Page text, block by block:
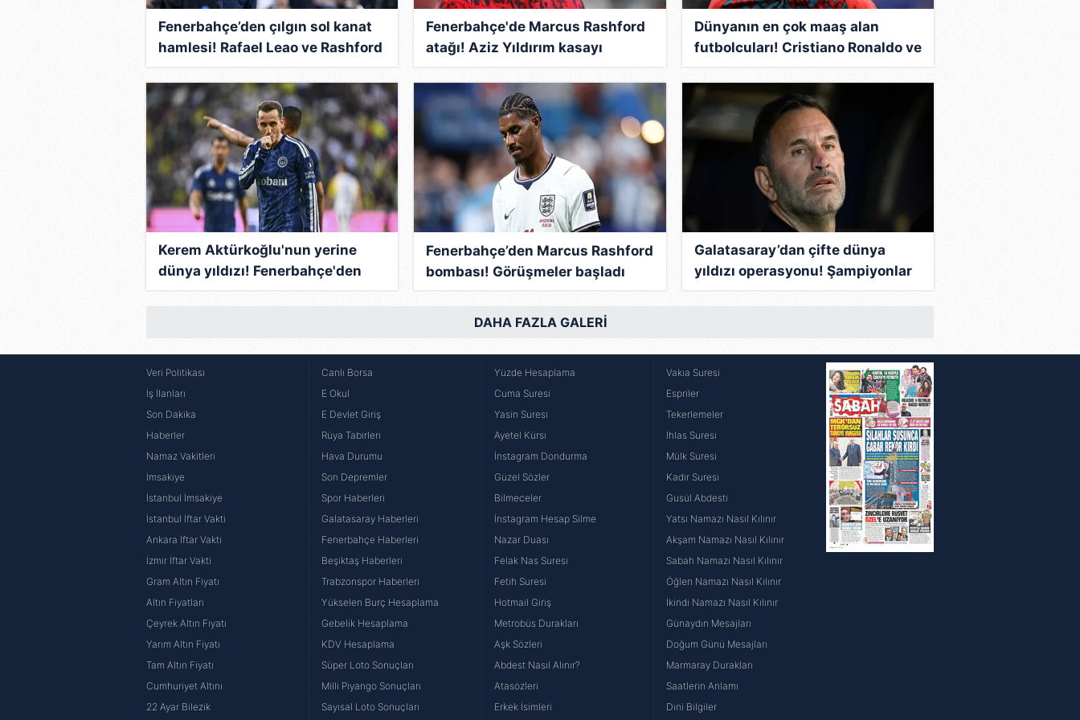
Fenerbahçe’den çılgın sol kanat
hamlesi! Rafael Leao ve Rashford
derken...
Fenerbahçe'de Marcus Rashford
atağı! Aziz Yıldırım kasayı
boşaltacak...
Dünyanın en çok maaş alan
futbolcuları! Cristiano Ronaldo ve
Lionel Messi arasında büyük fark
Kerem Aktürkoğlu'nun yerine
dünya yıldızı! Fenerbahçe'den
büyük bomba...
Fenerbahçe’den Marcus Rashford
bombası! Görüşmeler başladı
Galatasaray’dan çifte dünya
yıldızı operasyonu! Şampiyonlar
Ligi'nde dengeleri değiştirecek
DAHA FAZLA GALERİ
Veri Politikası
İş İlanları
Son Dakika
Haberler
Namaz Vakitleri
İmsakiye
İstanbul İmsakiye
İstanbul İftar Vakti
Ankara İftar Vakti
İzmir İftar Vakti
Gram Altın Fiyatı
Altın Fiyatları
Çeyrek Altın Fiyatı
Yarım Altın Fiyatı
Tam Altın Fiyatı
Cumhuriyet Altını
22 Ayar Bilezik
Canlı Borsa
E Okul
E Devlet Giriş
Rüya Tabirleri
Hava Durumu
Son Depremler
Spor Haberleri
Galatasaray Haberleri
Fenerbahçe Haberleri
Beşiktaş Haberleri
Trabzonspor Haberleri
Yükselen Burç Hesaplama
Gebelik Hesaplama
KDV Hesaplama
Süper Loto Sonuçları
Milli Piyango Sonuçları
Sayısal Loto Sonuçları
Yüzde Hesaplama
Cuma Suresi
Yasin Suresi
Ayetel Kürsi
İnstagram Dondurma
Güzel Sözler
Bilmeceler
İnstagram Hesap Silme
Nazar Duası
Felak Nas Suresi
Fetih Suresi
Hotmail Giriş
Metrobüs Durakları
Aşk Sözleri
Abdest Nasıl Alınır?
Atasözleri
Erkek İsimleri
Vakıa Suresi
Espriler
Tekerlemeler
İhlas Suresi
Mülk Suresi
Kadir Suresi
Gusül Abdesti
Yatsı Namazı Nasıl Kılınır
Akşam Namazı Nasıl Kılınır
Sabah Namazı Nasıl Kılınır
Öğlen Namazı Nasıl Kılınır
İkindi Namazı Nasıl Kılınır
Günaydın Mesajları
Doğum Günü Mesajları
Marmaray Durakları
Saatlerin Anlamı
Dini Bilgiler